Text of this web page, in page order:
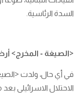
السدة الرئاسية.
<الصيغة - المخرج>
في أي حال، ولدت
الاحتلال الاسرائيلي